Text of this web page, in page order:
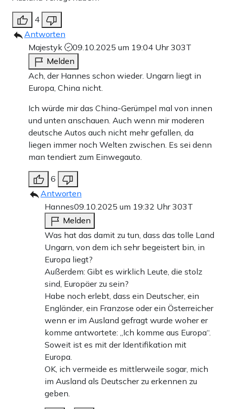
4
Antworten
Majestyk
09.10.2025 um 19:04 Uhr303T
Melden
Ach, der Hannes schon wieder. Ungarn liegt in
Europa, China nicht.
Ich würde mir das China-Gerümpel mal von innen
und unten anschauen. Auch wenn mir moderen
deutsche Autos auch nicht mehr gefallen, da
liegen immer noch Welten zwischen. Es sei denn
man tendiert zum Einwegauto.
6
Antworten
Hannes09.10.2025 um 19:32 Uhr303T
Melden
Was hat das damit zu tun, dass das tolle Land
Ungarn, von dem ich sehr begeistert bin, in
Europa liegt?
Außerdem: Gibt es wirklich Leute, die stolz
sind, Europäer zu sein?
Habe noch erlebt, dass ein Deutscher, ein
Engländer, ein Franzose oder ein Österreicher
wenn er im Ausland gefragt wurde woher er
komme antwortete: „Ich komme aus Europa“.
Soweit ist es mit der Identifikation mit
Europa.
OK, ich vermeide es mittlerweile sogar, mich
im Ausland als Deutscher zu erkennen zu
geben.